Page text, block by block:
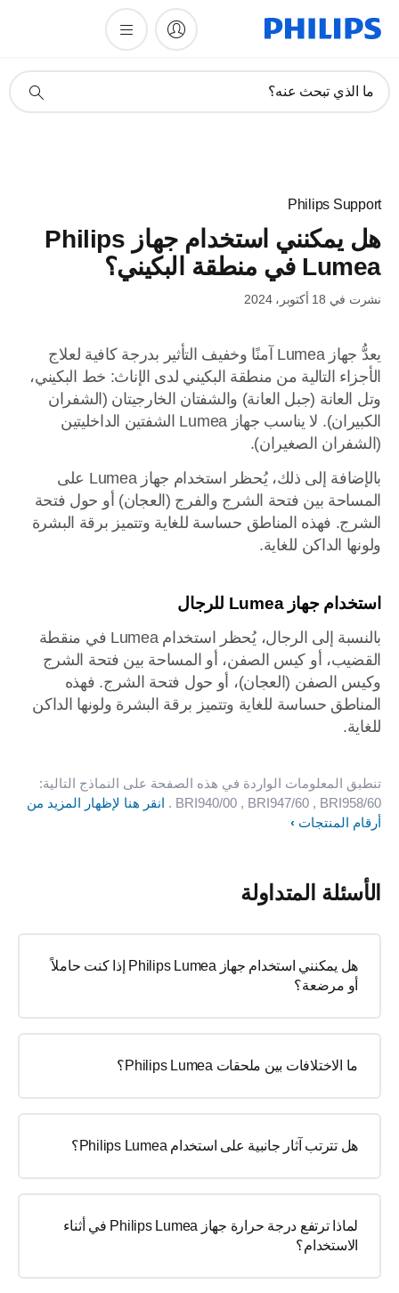
دعم
ما الذي تبحث عنه؟
Philips Support
هل يمكنني استخدام جهاز Philips
Lumea في منطقة البكيني؟
نشرت في 18 أكتوبر، 2024
يعدُّ جهاز Lumea آمنًا وخفيف التأثير بدرجة كافية لعلاج
الأجزاء التالية من منطقة البكيني لدى الإناث: خط البكيني،
وتل العانة (جبل العانة) والشفتان الخارجيتان (الشفران
الكبيران). لا يناسب جهاز Lumea الشفتين الداخليتين
(الشفران الصغيران).
بالإضافة إلى ذلك، يُحظر استخدام جهاز Lumea على
المساحة بين فتحة الشرج والفرج (العجان) أو حول فتحة
الشرج. فهذه المناطق حساسة للغاية وتتميز برقة البشرة
ولونها الداكن للغاية.
استخدام جهاز Lumea للرجال
بالنسبة إلى الرجال، يُحظر استخدام Lumea في منقطة
القضيب، أو كيس الصفن، أو المساحة بين فتحة الشرج
وكيس الصفن (العجان)، أو حول فتحة الشرج. فهذه
المناطق حساسة للغاية وتتميز برقة البشرة ولونها الداكن
للغاية.
تنطبق المعلومات الواردة في هذه الصفحة على النماذج التالية:
BRI940/00 , BRI947/60 , BRI958/60
. انقر هنا لإظهار المزيد من
أرقام المنتجات
الأسئلة المتداولة
هل يمكنني استخدام جهاز Philips Lumea إذا كنت حاملاً
أو مرضعة؟
ما الاختلافات بين ملحقات Philips Lumea؟
هل تترتب آثار جانبية على استخدام Philips Lumea؟
لماذا ترتفع درجة حرارة جهاز Philips Lumea في أثناء
الاستخدام؟